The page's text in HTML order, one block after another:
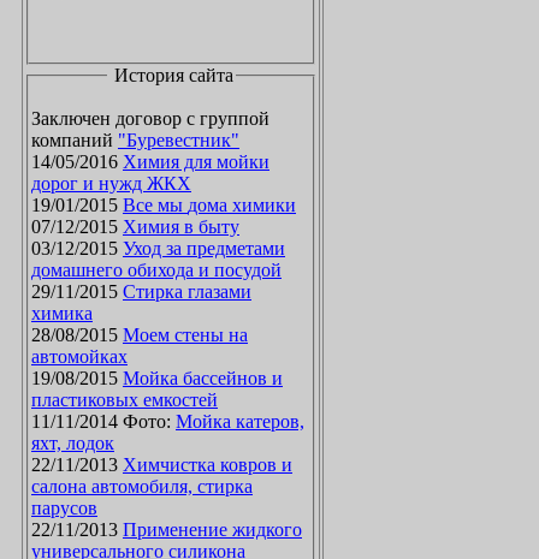
История сайта
Заключен договор с группой
компаний "Буревестник"
14/05/2016 Химия для мойки
дорог и нужд ЖКХ
19/01/2015
Все мы дома химики
07/12/2015 Химия в быту
03/12/2015 Уход за предметами
домашнего обихода и посудой
29/11/2015 Стирка глазами
химика
28/08/2015 Моем стены на
автомойках
19/08/2015 Мойка бассейнов и
пластиковых емкостей
11/11/2014 Фото: Мойка катеров,
яхт, лодок
22/11/2013 Химчистка ковров и
салона автомобиля, стирка
парусов
22/11/2013 Применение жидкого
универсального силикона